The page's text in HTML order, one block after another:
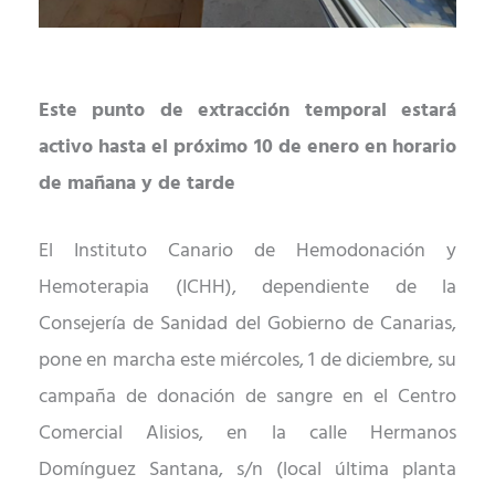
Este punto de extracción temporal estará
activo hasta el próximo 10 de enero en horario
de mañana y de tarde
El Instituto Canario de Hemodonación y
Hemoterapia (ICHH), dependiente de la
Consejería de Sanidad del Gobierno de Canarias,
pone en marcha este miércoles, 1 de diciembre, su
campaña de donación de sangre en el Centro
Comercial Alisios, en la calle Hermanos
Domínguez Santana, s/n (local última planta